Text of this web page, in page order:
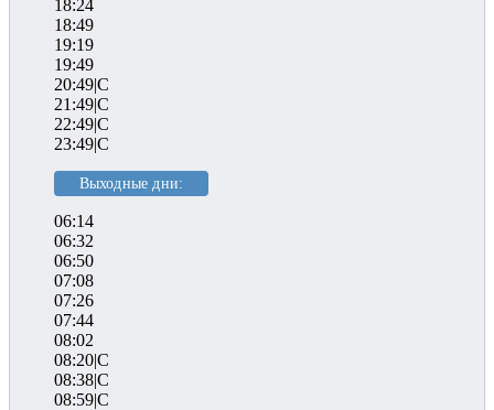
18:24
18:49
19:19
19:49
20:49|C
21:49|C
22:49|C
23:49|C
Выходные дни:
06:14
06:32
06:50
07:08
07:26
07:44
08:02
08:20|C
08:38|C
08:59|C